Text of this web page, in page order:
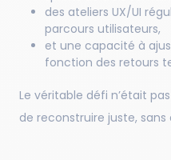
des ateliers UX/UI
parcours utilisateurs,
et une capacité à
fonction des retours
Le véritable défi n’était
de reconstruire juste, sans